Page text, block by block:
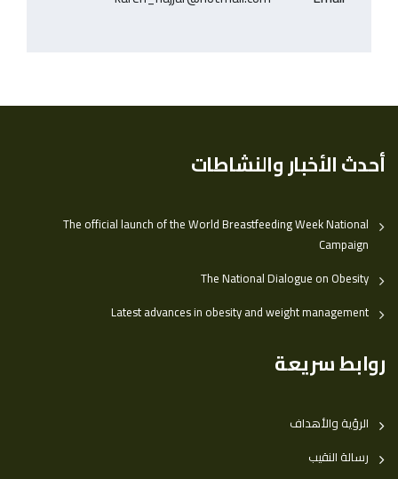
أحدث الأخبار والنشاطات
The official launch of the World Breastfeeding Week National
Campaign
The National Dialogue on Obesity
Latest advances in obesity and weight management
روابط سريعة
الرؤية والأهداف
رسالة النقيب